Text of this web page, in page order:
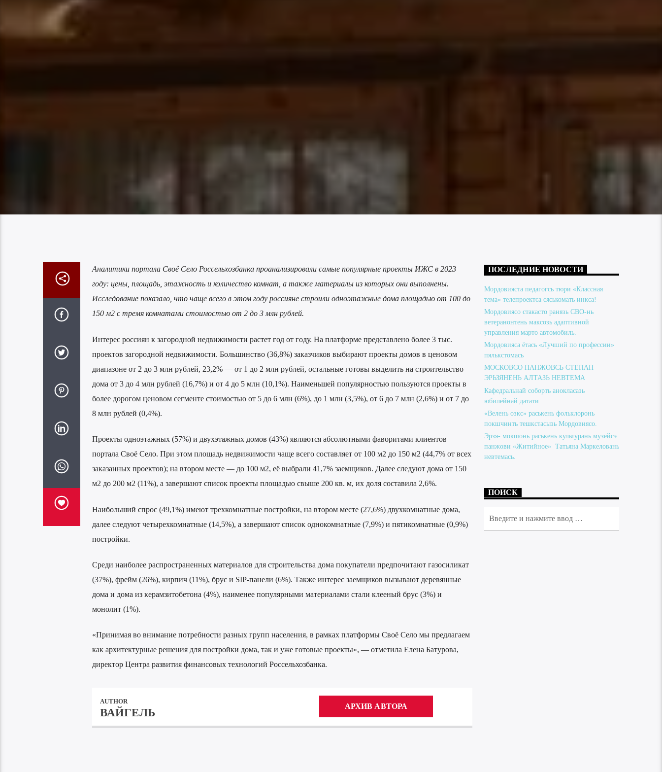
Аналитики портала Своё Село Россельхозбанка проанализировали самые популярные проекты ИЖС в 2023
году: цены, площадь, этажность и количество комнат, а также материалы из которых они выполнены.
Исследование показало, что чаще всего в этом году россияне строили одноэтажные дома площадью от 100 до
150 м2 с тремя комнатами стоимостью от 2 до 3 млн рублей.
Интерес россиян к загородной недвижимости растет год от году. На платформе представлено более 3 тыс.
проектов загородной недвижимости. Большинство (36,8%) заказчиков выбирают проекты домов в ценовом
диапазоне от 2 до 3 млн рублей, 23,2% — от 1 до 2 млн рублей, остальные готовы выделить на строительство
дома от 3 до 4 млн рублей (16,7%) и от 4 до 5 млн (10,1%). Наименьшей популярностью пользуются проекты в
более дорогом ценовом сегменте стоимостью от 5 до 6 млн (6%), до 1 млн (3,5%), от 6 до 7 млн (2,6%) и от 7 до
8 млн рублей (0,4%).
Проекты одноэтажных (57%) и двухэтажных домов (43%) являются абсолютными фаворитами клиентов
портала Своё Село. При этом площадь недвижимости чаще всего составляет от 100 м2 до 150 м2 (44,7% от всех
заказанных проектов); на втором месте — до 100 м2, её выбрали 41,7% заемщиков. Далее следуют дома от 150
м2 до 200 м2 (11%), а завершают список проекты площадью свыше 200 кв. м, их доля составила 2,6%.
Наибольший спрос (49,1%) имеют трехкомнатные постройки, на втором месте (27,6%) двухкомнатные дома,
далее следуют четырехкомнатные (14,5%), а завершают список однокомнатные (7,9%) и пятикомнатные (0,9%)
постройки.
Среди наиболее распространенных материалов для строительства дома покупатели предпочитают газосиликат
(37%), фрейм (26%), кирпич (11%), брус и SIP-панели (6%). Также интерес заемщиков вызывают деревянные
дома и дома из керамзитобетона (4%), наименее популярными материалами стали клееный брус (3%) и
монолит (1%).
«Принимая во внимание потребности разных групп населения, в рамках платформы Своё Село мы предлагаем
как архитектурные решения для постройки дома, так и уже готовые проекты», — отметила Елена Батурова,
директор Центра развития финансовых технологий Россельхозбанка.
AUTHOR
ВАЙГЕЛЬ
АРХИВ АВТОРА
ПОСЛЕДНИЕ НОВОСТИ
Мордовияста педагогсь тюри «Классная
тема» телепроектса сяськомать инкса!
Мордовиясо стакасто ранязь СВО-нь
ветеранонтень максозь адаптивной
управления марто автомобиль.
Мордовияса ётась «Лучший по профессии»
пялькстомась
МОСКОВСО ПАНЖОВСЬ СТЕПАН
ЭРЬЗЯНЕНЬ АЛТАЗЬ НЕВТЕМА
Кафедральнай соборть анокласазь
юбилейнай датати
«Велень озкс» раськень фольклоронь
покшчинть тешкстасызь Мордовиясо.
Эрзя- мокшонь раськень культурань музейсэ
панжови «Житийное» Татьяна Маркеловань
невтемась.
ПОИСК